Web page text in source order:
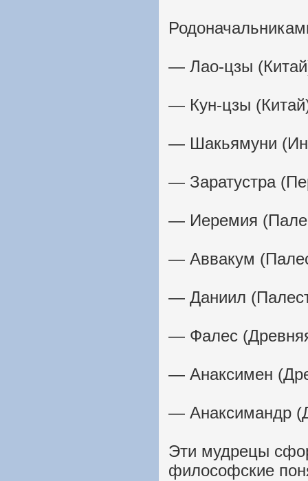
— Лао-цзы
— Кун-цзы
— Шакьямуни
— Заратустра
— Иеремия
— Аввакум
— Даниил
— Фалес
— Анаксимен
— Анаксимандр
Эти мудрецы
философские